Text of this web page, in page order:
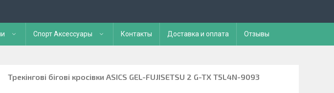
Спорт Аксессуары Контакты Доставка и оплата Отзывы
Трекінгові бігові кросівки ASICS GEL-FUJISETSU 2 G-TX T5L4N-9093